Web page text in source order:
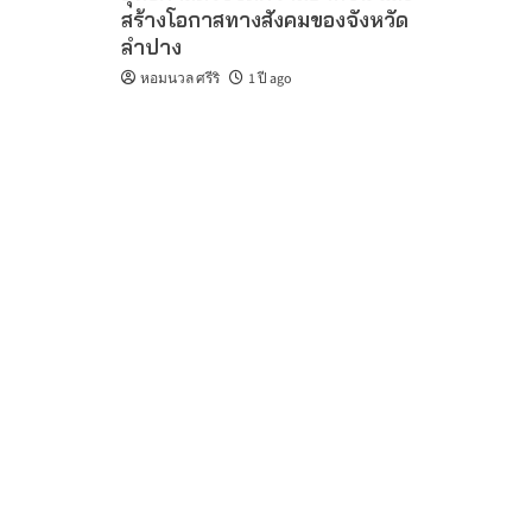
สร้างโอกาสทางสังคมของจังหวัด
ลำปาง
หอมนวล ศรีริ 1 ปี ago